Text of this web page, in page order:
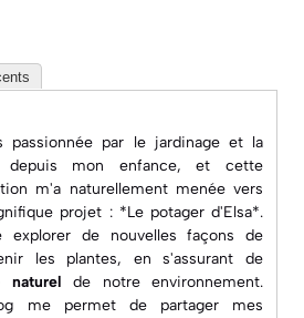
passionnée par le jardinage et la
depuis mon enfance, et cette
m'a naturellement menée vers
projet : *Le potager d'Elsa*.
explorer de nouvelles façons de
les plantes, en s'assurant de
naturel de notre environnement.
me permet de partager mes